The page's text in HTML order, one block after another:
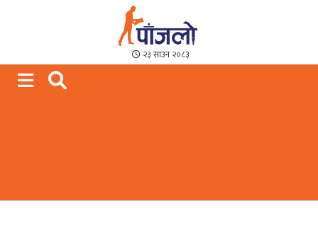
Paajalo News
We are from Far West Nepal
२३ साउन २०८३